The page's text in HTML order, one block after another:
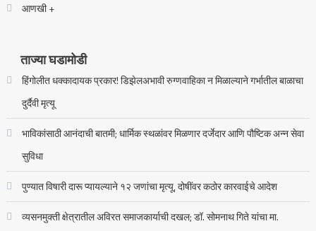
आणखी +
ताज्या घडामोडी
हिंगोलीत धक्कादायक प्रकार! डिझेलअभावी रुग्णवाहिका न मिळाल्याने गर्भातील बाळाचा
दुर्दैवी मृत्यू
भाविकांसाठी आनंदाची बातमी; धार्मिक स्थळांवर मिळणार दर्जेदार आणि पौष्टिक अन्न सेवा
सुविधा
पुण्यात विषारी दारू प्यायल्याने १२ जणांचा मृत्यू, दोषींवर कठोर कारवाईचे आदेश
व्यसनमुक्ती क्षेत्रातील अविरत समाजकार्याची दखल; डॉ. सोमनाथ गिते यांचा मा.